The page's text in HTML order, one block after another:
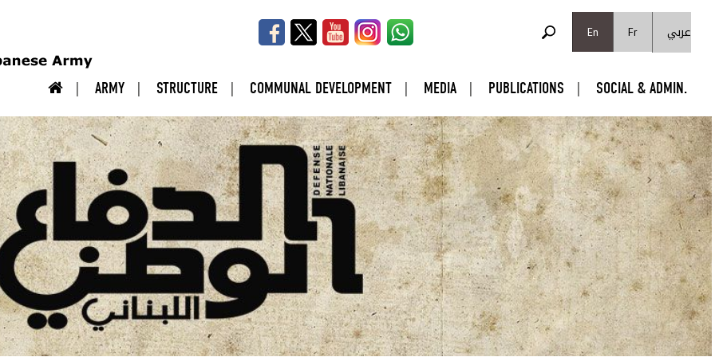
En
Fr عربي
ARMY STRUCTURE COMMUNAL DEVELOPMENT MEDIA PUBLICATIONS SOCIAL & ADMIN.